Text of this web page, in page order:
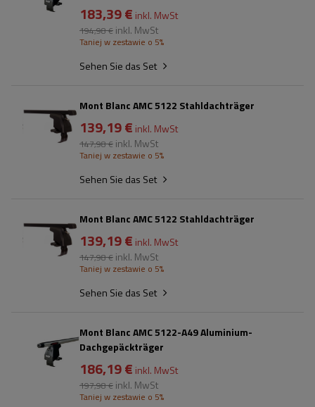
183,39 € inkl. MwSt
194,98 € inkl. MwSt
Taniej w zestawie o 5%
Sehen Sie das Set
Mont Blanc AMC 5122 Stahldachträger
139,19 € inkl. MwSt
147,98 € inkl. MwSt
Taniej w zestawie o 5%
Sehen Sie das Set
Mont Blanc AMC 5122 Stahldachträger
139,19 € inkl. MwSt
147,98 € inkl. MwSt
Taniej w zestawie o 5%
Sehen Sie das Set
Mont Blanc AMC 5122-A49 Aluminium-
Dachgepäckträger
186,19 € inkl. MwSt
197,98 € inkl. MwSt
Taniej w zestawie o 5%